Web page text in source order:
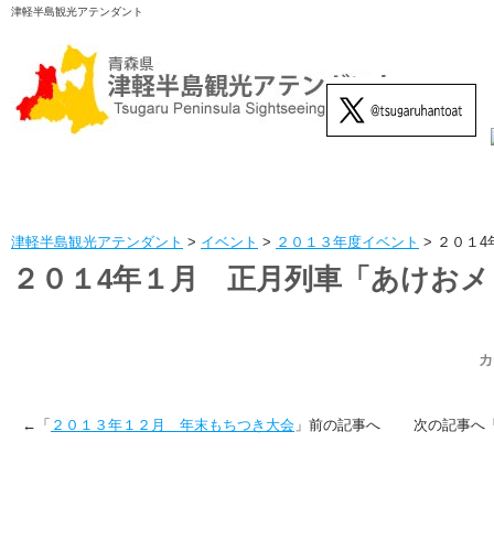
津軽半島観光アテンダント
津軽半島観光アテンダント > イベント > ２０１３年度イベント > ２０１
２０１4年１月 正月列車「あけお
←「 ２０１３年１２月 年末もちつき大会 」前の記事へ 次の記事へ